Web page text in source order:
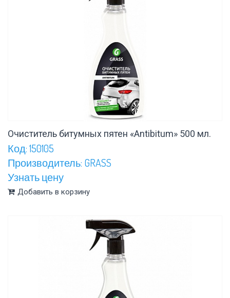
Очиститель битумных пятен «Antibitum» 500 мл.
Код: 150105
Производитель: GRASS
Узнать цену
Добавить в корзину